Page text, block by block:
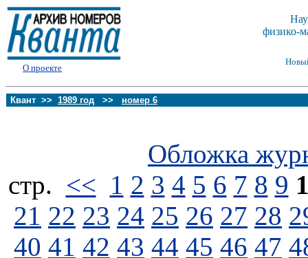
О проекте
физико-
Квант >> 1989 год >> номер 6
Обложка
стp. << 1 2 3 4 5 6 7 8 9
21 22 23 24 25 26 27 28
40 41 42 43 44 45 46 47